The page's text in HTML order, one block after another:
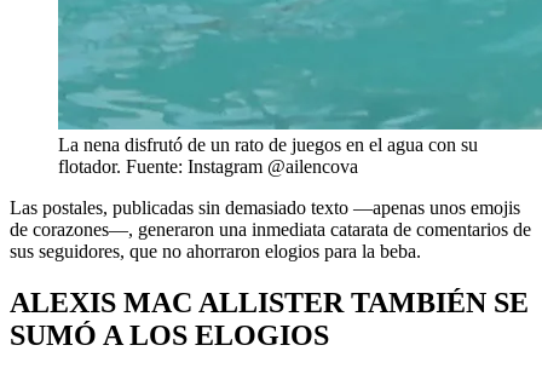
La nena disfrutó de un rato de juegos en el agua con su
flotador. Fuente: Instagram @ailencova
Las postales, publicadas sin demasiado texto —apenas unos emojis
de corazones—, generaron una inmediata catarata de comentarios de
sus seguidores, que no ahorraron elogios para la beba.
ALEXIS MAC ALLISTER TAMBIÉN SE
SUMÓ A LOS ELOGIOS